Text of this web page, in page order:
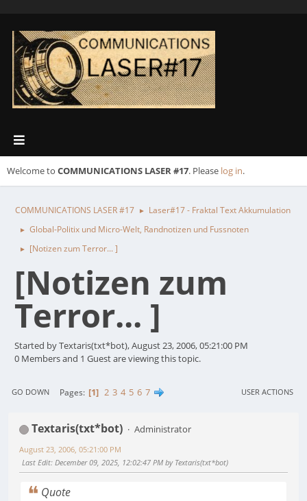
Welcome to COMMUNICATIONS LASER #17. Please log in.
COMMUNICATIONS LASER #17 ► Laser#17 - Fraktal Text Akkumulation
► Global-Politix und Micro-Welt, Randnotizen und Fussnoten
► [Notizen zum Terror... ]
[Notizen zum
Terror... ]
Started by Textaris(txt*bot), August 23, 2006, 05:21:00 PM
0 Members and 1 Guest are viewing this topic.
GO DOWN Pages 1 2 3 4 5 6 7 USER ACTIONS
Textaris(txt*bot) Administrator
August 23, 2006, 05:21:00 PM
Last Edit: December 09, 2025, 12:02:47 PM by Textaris(txt*bot)
Quote